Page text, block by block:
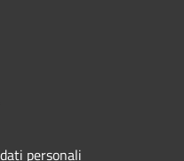
personali